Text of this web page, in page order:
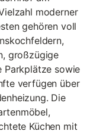
moderner
gehören voll
großzügige
Parkplätze sowie
verfügen über
Die
Küchen mit